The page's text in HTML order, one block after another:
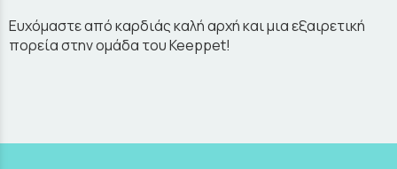
Ευχόμαστε από καρδιάς καλή αρχή και μια εξαιρετική
πορεία στην ομάδα του Keeppet!